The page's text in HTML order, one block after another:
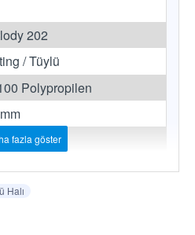
202
/ Tüylü
Polypropilen
gr/m2
Taban
Halı